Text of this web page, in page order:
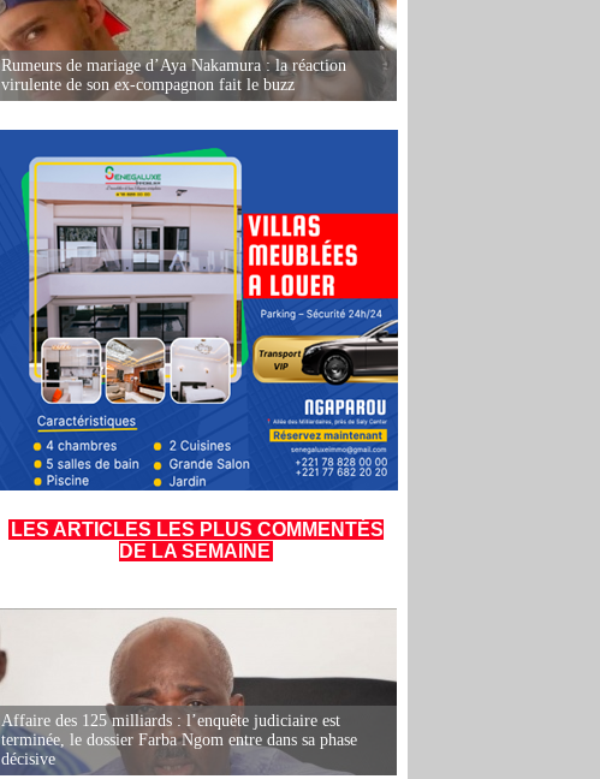
Rumeurs de mariage d’Aya Nakamura : la réaction
virulente de son ex-compagnon fait le buzz
LES ARTICLES LES PLUS COMMENTÉS
DE LA SEMAINE
Affaire des 125 milliards : l’enquête judiciaire est
terminée, le dossier Farba Ngom entre dans sa phase
décisive